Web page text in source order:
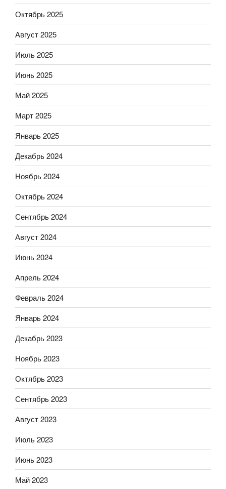
Октябрь 2025
Август 2025
Июль 2025
Июнь 2025
Май 2025
Март 2025
Январь 2025
Декабрь 2024
Ноябрь 2024
Октябрь 2024
Сентябрь 2024
Август 2024
Июнь 2024
Апрель 2024
Февраль 2024
Январь 2024
Декабрь 2023
Ноябрь 2023
Октябрь 2023
Сентябрь 2023
Август 2023
Июль 2023
Июнь 2023
Май 2023